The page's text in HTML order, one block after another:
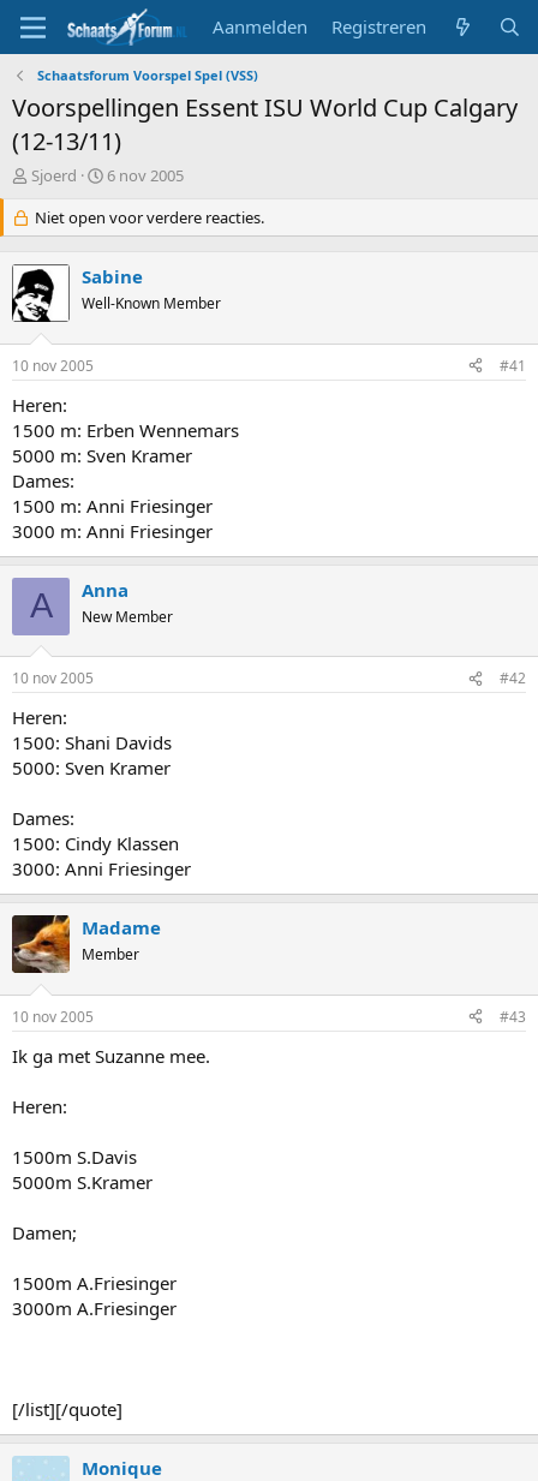
Aanmelden Registreren
Schaatsforum Voorspel Spel (VSS)
Voorspellingen Essent ISU World Cup Calgary
(12-13/11)
T
p
i
c
s
t
a
r
t
r
Sjoerd
S
a
r
d
a
u
6 nov 2005
Niet open voor verdere reacties.
Sabine
Well-Known Member
10 nov 2005 #41
Heren:
1500 m: Erben Wennemars
5000 m: Sven Kramer
Dames:
1500 m: Anni Friesinger
3000 m: Anni Friesinger
A Anna
New Member
10 nov 2005 #42
Heren:
1500: Shani Davids
5000: Sven Kramer
Dames:
1500: Cindy Klassen
3000: Anni Friesinger
Madame
Member
10 nov 2005 #43
Ik ga met Suzanne mee.
Heren:
1500m S.Davis
5000m S.Kramer
Damen;
1500m A.Friesinger
3000m A.Friesinger
[/list][/quote]
Monique